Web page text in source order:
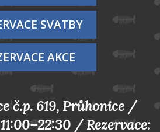
SVATBY
AKCE
č.p. 619, Průhonice /
/Rezervace: